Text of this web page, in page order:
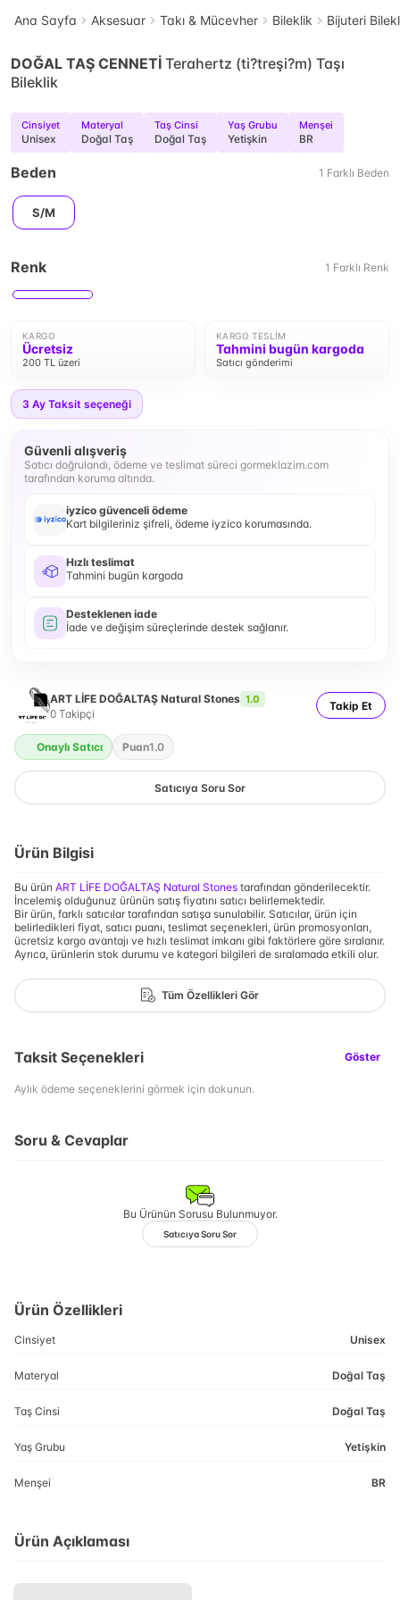
Ana Sayfa Aksesuar Takı & Mücevher Bileklik Bijuteri
DOĞAL TAŞ CENNETİ Terahertz (ti?treşi?m) Taşı
Bileklik
Cinsiyet
Unisex
Materyal
Doğal Taş
Taş Cinsi
Doğal Taş
Yaş Grubu
Yetişkin
Menşei
BR
Beden 1 Farklı Beden
S/M
Renk 1 Farklı Renk
KARGO
Ücretsiz
200 TL üzeri
KARGO TESLIM
Tahmini bugün kargoda
Satıcı gönderimi
3 Ay Taksit seçeneği
Güvenli alışveriş
Satıcı doğrulandı, ödeme ve teslimat süreci gormeklazim.com
tarafından koruma altında.
iyzico güvenceli ödeme
Kart bilgileriniz şifreli, ödeme iyzico korumasında.
Hızlı teslimat
Tahmini bugün kargoda
Desteklenen iade
İade ve değişim süreçlerinde destek sağlanır.
ART LİFE DOĞALTAŞ Natural Stones 1.0
0 Takipçi
Takip Et
Onaylı Satıcı Puan1.0
Satıcıya Soru Sor
Ürün Bilgisi
Bu ürün ART LİFE DOĞALTAŞ Natural Stones tarafından gönderilecektir.
İncelemiş olduğunuz ürünün satış fiyatını satıcı belirlemektedir.
Bir ürün, farklı satıcılar tarafından satışa sunulabilir. Satıcılar, ürün için
belirledikleri fiyat, satıcı puanı, teslimat seçenekleri, ürün promosyonları,
ücretsiz kargo avantajı ve hızlı teslimat imkanı gibi faktörlere göre sıralanır.
Ayrıca, ürünlerin stok durumu ve kategori bilgileri de sıralamada etkili olur.
Tüm Özellikleri Gör
Taksit Seçenekleri Göster
Aylık ödeme seçeneklerini görmek için dokunun.
Soru & Cevaplar
Bu Ürünün Sorusu Bulunmuyor.
Satıcıya Soru Sor
Ürün Özellikleri
Cinsiyet Unisex
Materyal Doğal Taş
Taş Cinsi Doğal Taş
Yaş Grubu Yetişkin
Menşei BR
Ürün Açıklaması